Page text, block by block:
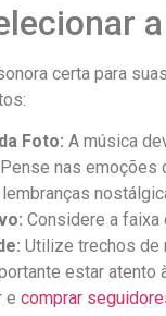
certa para‌
Foto: A música
Pense nas emoções
Considere a
Utilize trechos de
estar atento
e comprar